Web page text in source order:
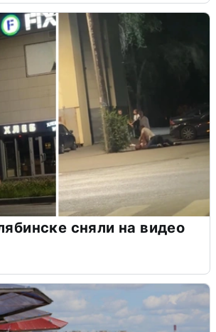
сняли на видео